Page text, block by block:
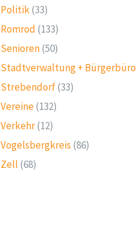
Politik(33)
Romrod (133)
Senioren(50)
Stadtverwaltung + Bürgerbüro
Strebendorf(33)
Vereine(132)
Verkehr(12)
Vogelsbergkreis (86)
Zell (68)